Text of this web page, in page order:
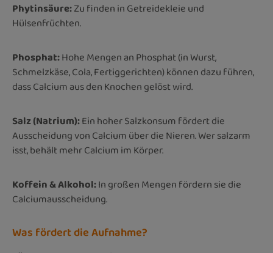
Phytinsäure:Zu finden in Getreidekleie und
Hülsenfrüchten.
Phosphat:Hohe Mengen an Phosphat (in Wurst,
Schmelzkäse, Cola, Fertiggerichten) können dazu führen,
dass Calcium aus den Knochen gelöst wird.
Salz (Natrium):Ein hoher Salzkonsum fördert die
Ausscheidung von Calcium über die Nieren. Wer salzarm
isst, behält mehr Calcium im Körper.
Koffein & Alkohol:In großen Mengen fördern sie die
Calciumausscheidung.
Was fördert die Aufnahme?